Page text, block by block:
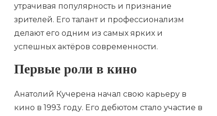
утрачивая популярность и признание
зрителей. Его талант и профессионализм
делают его одним из самых ярких и
успешных актёров современности.
Первые роли в кино
Анатолий Кучерена начал свою карьеру в
кино в 1993 году. Его дебютом стало участие в